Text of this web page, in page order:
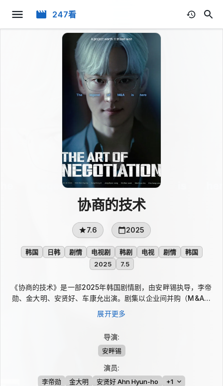
247看
协商的技术
7.6 2025
韩国 日韩 剧情 电视剧 韩剧 电视 剧情
韩国
2025
7.5
《协商的技术》是一部2025年韩国剧情剧，由安畔锡执导，李帝
勋、金大明、安贤好、车康允出演。剧集以企业间并购（M&A）
为叙事核心，聚焦商业谈判中信息、利益与判断的反复权衡。李帝
勋在剧中饰演并购专家，通过这一角色的视角，展现并购项目推进
展开更多
导演:
安畔锡
演员:
李帝勋 金大明 安贤好 Ahn Hyun-ho +1